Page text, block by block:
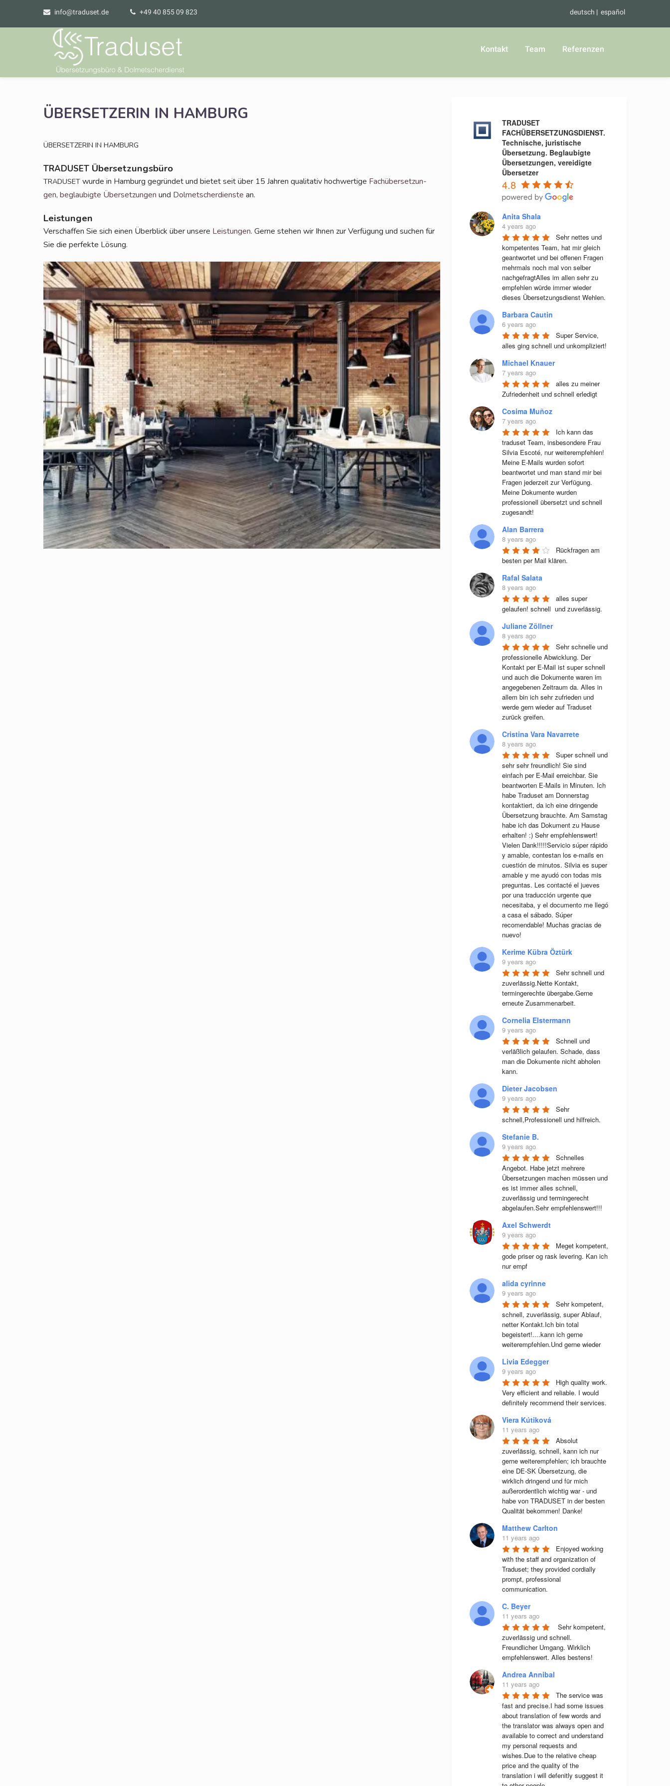
info@traduset.de +49 40 855 09 823 deutsch español
Kontakt Team Referenzen
ÜBERSETZERIN IN HAMBURG
ÜBERSETZERIN IN HAMBURG
TRADUSET Übersetzungsbüro
TRADUSET wur­de in Ham­burg gegrün­det und bie­tet seit über 15 Jah­ren qua­li­ta­tiv hoch­wer­ti­ge Fach­über­set­zun­
gen, beglau­big­te Über­set­zun­gen und Dol­met­scher­diens­te an.
Leistungen
Ver­schaf­fen Sie sich einen Über­blick über unse­re Leis­tun­gen. Ger­ne ste­hen wir Ihnen zur Ver­fü­gung und suchen für
Sie die per­fek­te Lösung.
TRADUSET
FACHÜBERSETZUNGSDIENST.
Technische, juristische
Übersetzung. Beglaubigte
Übersetzungen, vereidigte
Übersetzer
4.8
Anita Shala
4 years ago
Sehr nettes und
kompetentes Team, hat mir gleich
geantwortet und bei offenen Fragen
mehrmals noch mal von selber
nachgefragtAlles im allen sehr zu
empfehlen würde immer wieder
dieses Übersetzungsdienst Wehlen.
Barbara Cautin
6 years ago
Super Service,
alles ging schnell und unkompliziert!
Michael Knauer
7 years ago
alles zu meiner
Zufriedenheit und schnell erledigt
Cosima Muñoz
7 years ago
Ich kann das
traduset Team, insbesondere Frau
Silvia Escoté, nur weiterempfehlen!
Meine E-Mails wurden sofort
beantwortet und man stand mir bei
Fragen jederzeit zur Verfügung.
Meine Dokumente wurden
professionell übersetzt und schnell
zugesandt!
Alan Barrera
8 years ago
Rückfragen am
besten per Mail klären.
Rafal Salata
8 years ago
alles super
gelaufen! schnell  und zuverlässig.
Juliane Zöllner
8 years ago
Sehr schnelle und
professionelle Abwicklung. Der
Kontakt per E-Mail ist super schnell
und auch die Dokumente waren im
angegebenen Zeitraum da. Alles in
allem bin ich sehr zufrieden und
werde gern wieder auf Traduset
zurück greifen.
Cristina Vara Navarrete
8 years ago
Super schnell und
sehr sehr freundlich! Sie sind
einfach per E-Mail erreichbar. Sie
beantworten E-Mails in Minuten. Ich
habe Traduset am Donnerstag
kontaktiert, da ich eine dringende
Übersetzung brauchte. Am Samstag
habe ich das Dokument zu Hause
erhalten! :) Sehr empfehlenswert!
Vielen Dank!!!!!Servicio súper rápido
y amable, contestan los e-mails en
cuestión de minutos. Silvia es super
amable y me ayudó con todas mis
preguntas. Les contacté el jueves
por una traducción urgente que
necesitaba, y el documento me llegó
a casa el sábado. Súper
recomendable! Muchas gracias de
nuevo!
Kerime Kübra Öztürk
9 years ago
Sehr schnell und
zuverlässig.Nette Kontakt,
termingerechte übergabe.Gerne
erneute Zusammenarbeit.
Cornelia Elstermann
9 years ago
Schnell und
verläßlich gelaufen. Schade, dass
man die Dokumente nicht abholen
kann.
Dieter Jacobsen
9 years ago
Sehr
schnell,Professionell und hilfreich.
Stefanie B.
9 years ago
Schnelles
Angebot. Habe jetzt mehrere
Übersetzungen machen müssen und
es ist immer alles schnell,
zuverlässig und termingerecht
abgelaufen.Sehr empfehlenswert!!!
Axel Schwerdt
9 years ago
Meget kompetent,
gode priser og rask levering. Kan ich
nur empf
alida cyrinne
9 years ago
Sehr kompetent,
schnell, zuverlässig, super Ablauf,
netter Kontakt.Ich bin total
begeistert!....kann ich gerne
weiterempfehlen.Und gerne wieder
Livia Edegger
9 years ago
High quality work.
Very efficient and reliable. I would
definitely recommend their services.
Viera Kútiková
11 years ago
Absolut
zuverlässig, schnell, kann ich nur
gerne weiterempfehlen; ich brauchte
eine DE-SK Übersetzung, die
wirklich dringend und für mich
außerordentlich wichtig war - und
habe von TRADUSET in der besten
Qualität bekommen! Danke!
Matthew Carlton
11 years ago
Enjoyed working
with the staff and organization of
Traduset; they provided cordially
prompt, professional
communication.
C. Beyer
11 years ago
Sehr kompetent,
zuverlässig und schnell.
Freundlicher Umgang. Wirklich
empfehlenswert. Alles bestens!
Andrea Annibal
11 years ago
The service was
fast and precise.I had some issues
about translation of few words and
the translator was always open and
available to correct and understand
my personal requests and
wishes.Due to the relative cheap
price and the quality of the
translation i will defenitly suggest it